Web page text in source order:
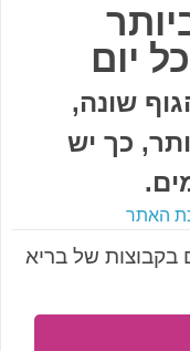
יום
שונה,
כך יש
האתר
בקבוצות של בריא